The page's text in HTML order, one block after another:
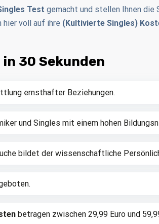
Test gemacht und stellen Ihnen die
hier voll auf ihre (Kultivierte Singles)
30 Sekunden
ernsthafter Beziehungen.
und Singles mit einem hohen
bildet der wissenschaftliche
betragen zwischen 29,99 Euro und